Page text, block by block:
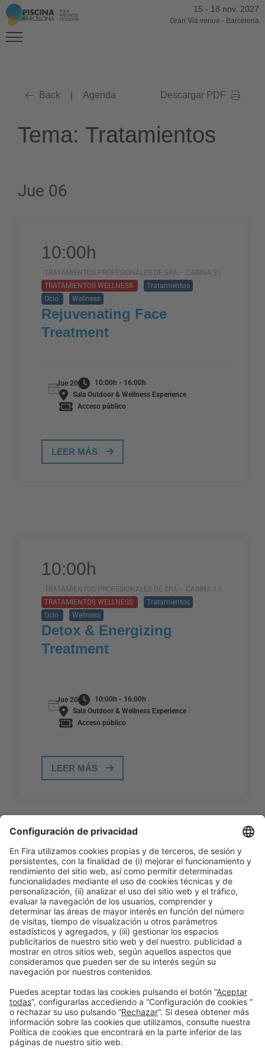
15 - 18 nov. 2027
Gran Via venue - Barcelona
Back | Agenda Descargar PDF
Tema: Tratamientos
Jue 06
10:00h
TRATAMIENTOS PROFESIONALES DE SPA – CABINA 2 |
TRATAMIENTOS WELLNESS
Tratamientos
Ocio
Wellness
Rejuvenating Face
Treatment
Jue 20
10:00h - 16:00h
Sala Outdoor & Wellness Experience
Acceso público
LEER MÁS
10:00h
TRATAMIENTOS PROFESIONALES DE SPA – CABINA 1 |
TRATAMIENTOS WELLNESS
Tratamientos
Ocio
Wellness
Detox & Energizing
Treatment
Jue 20
10:00h - 16:00h
Sala Outdoor & Wellness Experience
Acceso público
LEER MÁS
Información general
Aviso legal
Política de privacidad
Política de cookies
#PISCINABARCELONA
en las redes sociales